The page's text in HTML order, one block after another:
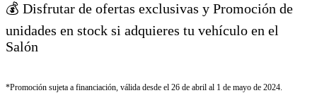
💰 Disfrutar de ofertas exclusivas y Promoción de
unidades en stock si adquieres tu vehículo en el
Salón
*Promoción sujeta a financiación, válida desde el 26 de abril al 1 de mayo de 2024.